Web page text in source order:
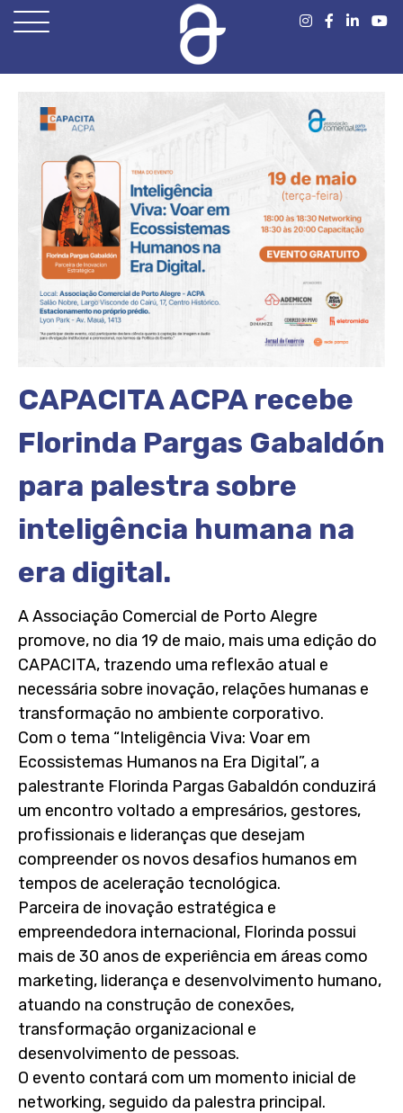
Open
CAPACITA ACPA recebe
Florinda Pargas Gabaldón
para palestra sobre
inteligência humana na
era digital.
A Associação Comercial de Porto Alegre
promove, no dia 19 de maio, mais uma edição do
CAPACITA, trazendo uma reflexão atual e
necessária sobre inovação, relações humanas e
transformação no ambiente corporativo.
Com o tema “Inteligência Viva: Voar em
Ecossistemas Humanos na Era Digital”, a
palestrante Florinda Pargas Gabaldón conduzirá
um encontro voltado a empresários, gestores,
profissionais e lideranças que desejam
compreender os novos desafios humanos em
tempos de aceleração tecnológica.
Parceira de inovação estratégica e
empreendedora internacional, Florinda possui
mais de 30 anos de experiência em áreas como
marketing, liderança e desenvolvimento humano,
atuando na construção de conexões,
transformação organizacional e
desenvolvimento de pessoas.
O evento contará com um momento inicial de
networking, seguido da palestra principal.